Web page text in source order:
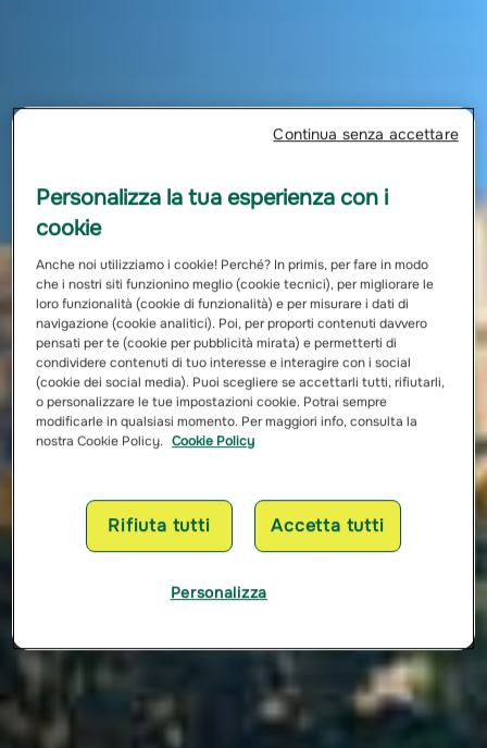
Personalizza la tua esperienza con i
cookie
Anche noi utilizziamo i cookie! Perché? In primis, per fare in modo
che i nostri siti funzionino meglio (cookie tecnici), per migliorare le
loro funzionalità (cookie di funzionalità) e per misurare i dati di
navigazione (cookie analitici). Poi, per proporti contenuti davvero
pensati per te (cookie per pubblicità mirata) e permetterti di
condividere contenuti di tuo interesse e interagire con i social
(cookie dei social media). Puoi scegliere se accettarli tutti, rifiutarli,
o personalizzare le tue impostazioni cookie. Potrai sempre
modificarle in qualsiasi momento. Per maggiori info, consulta la
nostra Cookie Policy. Cookie Policy
Rifiuta tutti Accetta tutti
Personalizza
Continua senza accettare